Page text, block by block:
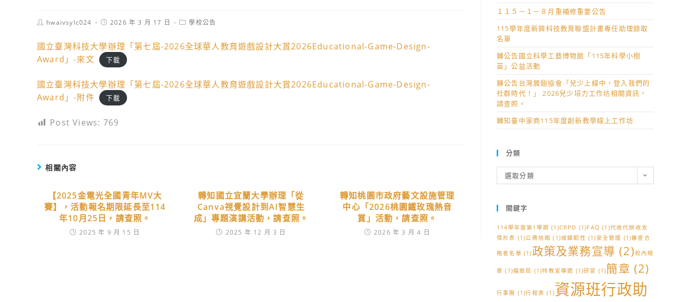
Posthwaivsylc024
Post2026 年 3 月 17 日
Post學校公告
國立臺灣科技大學辦理「第七屆-2026全球華人教育遊戲設計大賞2026Educational-Game-Design-
Award」-來文
下載
國立臺灣科技大學辦理「第七屆-2026全球華人教育遊戲設計大賞2026Educational-Game-Design-
Award」-附件
下載
Post Views: 769
相關內容
【2025金電光全國青年MV大
賽】，活動報名期限延長至114
年10月25日，請查照。
2025 年 9 月 15 日
轉知國立宜蘭大學辦理「從
Canva視覺設計到AI智慧生
成」專題演講活動，請查照。
2025 年 12 月 3 日
轉知桃園市政府藝文設施管理
中心「2026桃園鐵玫瑰熱音
賞」活動，請查照。
2026 年 3 月 4 日
１１５－１－８月重補修重要公告
115學年度新興科技教育聯盟計畫專任助理錄取
名單
轉公告國立科學工藝博物館「115年科學小樹
苗」公益活動
轉公告台灣展翅協會「兒少上線中，登入我們的
社群時代！」 2026兒少培力工作坊相關資訊，
請查照。
轉知臺中家商115年度創新教學線上工作坊
分類
類
選取分類
關鍵字
114學年度第1學期 (1)CRPD (1)FAQ (1)代收代辦收支
情形表 (1)公務信箱 (1)城鎮韌性 (1)安全管理 (1)審查合
格者名單 (1)政策及業務宣導 (2)校內規
章 (1)檔案局 (1)特教宣導週 (1)研習 (1)簡章 (2)
行事曆 (1)行程表 (1)資源班行政助